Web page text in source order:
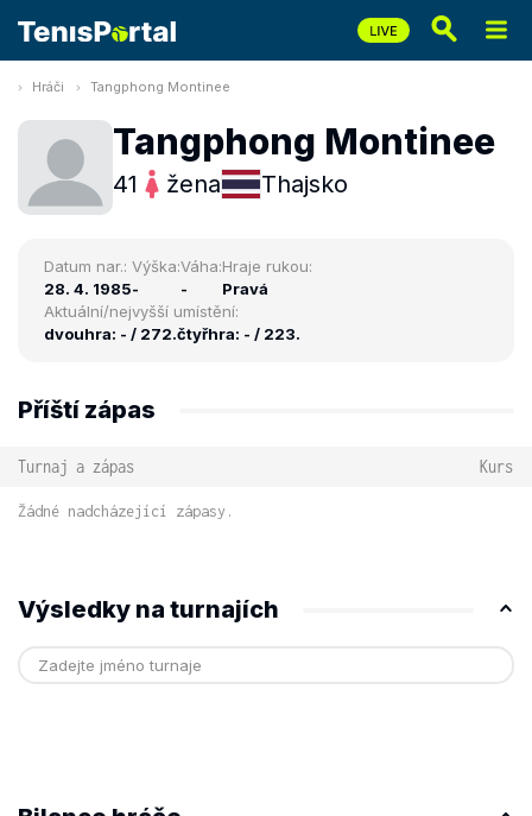
Hráči Tangphong Montinee
Tangphong Montinee
41 žena Thajsko
Datum nar.:
28. 4. 1985
Výška:
-
Váha:
-
Hraje rukou:
Pravá
Aktuální/nejvyšší umístění:
dvouhra: - / 272.čtyřhra: - / 223.
Příští zápas
Turnaj a zápas Kurs
Žádné nadcházející zápasy.
Výsledky na turnajích